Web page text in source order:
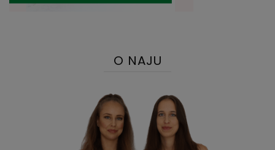
O NAJU